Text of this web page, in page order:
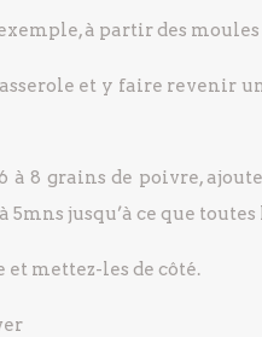
à partir des
et y faire revenir
8 grains de poivre,
jusqu’à ce que
mettez-les de côté.